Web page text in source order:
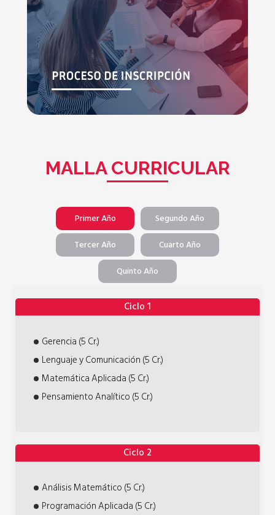
MALLA CURRICULAR
Primer Año
Segundo Año
Tercer Año
Cuarto Año
Quinto Año
Ciclo 1
Gerencia (5 Cr.)
Lenguaje y Comunicación (5 Cr.)
Matemática Aplicada (5 Cr.)
Pensamiento Analítico (5 Cr.)
Ciclo 2
Análisis Matemático (5 Cr.)
Programación Aplicada (5 Cr.)